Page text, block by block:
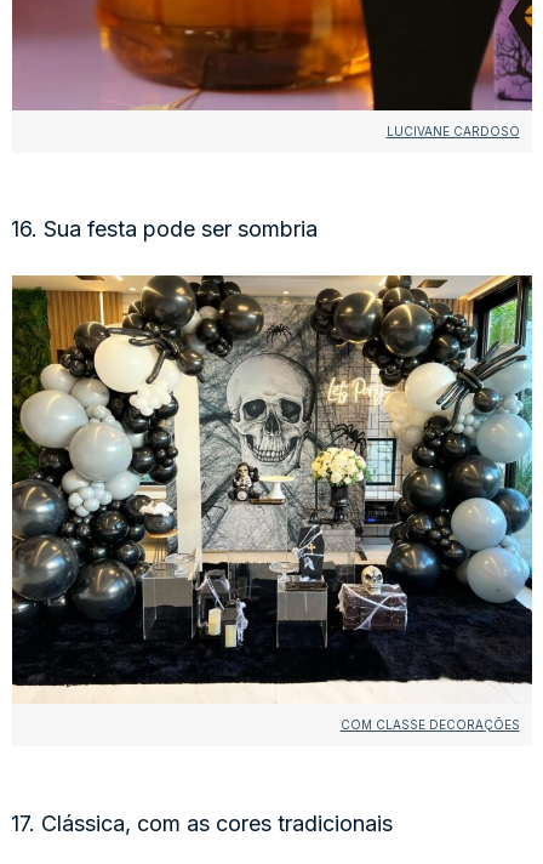
LUCIVANE CARDOSO
16. Sua festa pode ser sombria
COM CLASSE DECORAÇÕES
17. Clássica, com as cores tradicionais